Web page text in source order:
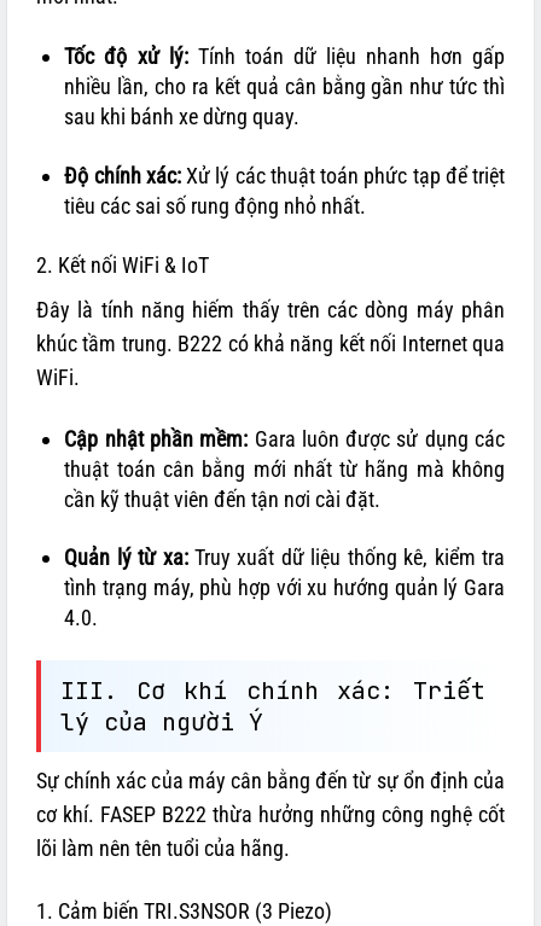
Tốc độ xử lý:Tính toán dữ liệu nhanh hơn gấp
nhiều lần, cho ra kết quả cân bằng gần như tức thì
sau khi bánh xe dừng quay.
Độ chính xác:Xử lý các thuật toán phức tạp để triệt
tiêu các sai số rung động nhỏ nhất.
2. Kết nối WiFi & IoT
Đây là tính năng hiếm thấy trên các dòng máy phân
khúc tầm trung. B222 có khả năng kết nối Internet qua
WiFi.
Cập nhật phần mềm: Gara luôn được sử dụng các
thuật toán cân bằng mới nhất từ hãng mà không
cần kỹ thuật viên đến tận nơi cài đặt.
Quản lý từ xa:Truy xuất dữ liệu thống kê, kiểm tra
tình trạng máy, phù hợp với xu hướng quản lý Gara
4.0.
III. Cơ khí chính xác: Triết
lý của người Ý
Sự chính xác của máy cân bằng đến từ sự ổn định của
cơ khí. FASEP B222 thừa hưởng những công nghệ cốt
lõi làm nên tên tuổi của hãng.
1. Cảm biến TRI.S3NSOR (3 Piezo)